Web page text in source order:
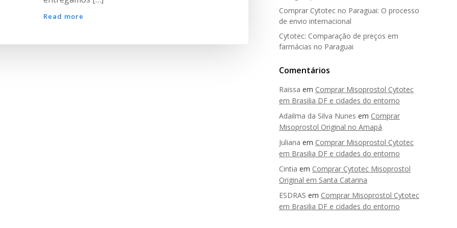
Read more
Comprar Cytotec no Paraguai: O processo
de envio internacional
Cytotec: Comparação de preços em
farmácias no Paraguai
Comentários
Raissa em Comprar Misoprostol Cytotec
em Brasilia DF e cidades do entorno
Adailma da Silva Nunes em Comprar
Misoprostol Original no Amapá
Juliana em Comprar Misoprostol Cytotec
em Brasilia DF e cidades do entorno
Cintia em Comprar Cytotec Misoprostol
Original em Santa Catarina
ESDRAS em Comprar Misoprostol Cytotec
em Brasilia DF e cidades do entorno